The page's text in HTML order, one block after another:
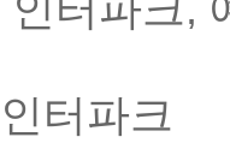
인터파크,
인터파크